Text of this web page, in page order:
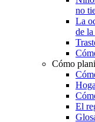
no
La
de la
Cómo
El